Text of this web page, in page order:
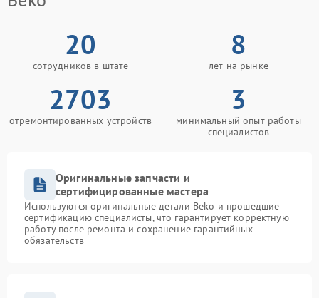
20
сотрудников в штате
8
лет на рынке
2703
отремонтированных устройств
3
минимальный опыт работы
специалистов
Оригинальные запчасти и
сертифицированные мастера
Используются оригинальные детали Beko и прошедшие
сертификацию специалисты, что гарантирует корректную
работу после ремонта и сохранение гарантийных
обязательств